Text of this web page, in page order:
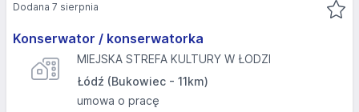
Konserwator / konserwatorka
MIEJSKA STREFA KULTURY W ŁODZI
Łódź (Bukowiec - 11km)
umowa o pracę
Dodana 7 sierpnia